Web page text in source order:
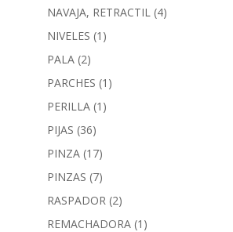
NAVAJA, RETRACTIL (4)
NIVELES (1)
PALA (2)
PARCHES (1)
PERILLA (1)
PIJAS (36)
PINZA (17)
PINZAS (7)
RASPADOR (2)
REMACHADORA (1)